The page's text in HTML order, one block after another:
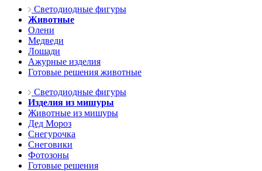
Светодиодные фигуры
Животные
Олени
Медведи
Лошади
Ажурные изделия
Готовые решения животные
Светодиодные фигуры
Изделия из мишуры
Животные из мишуры
Дед Мороз
Снегурочка
Снеговики
Фотозоны
Готовые решения